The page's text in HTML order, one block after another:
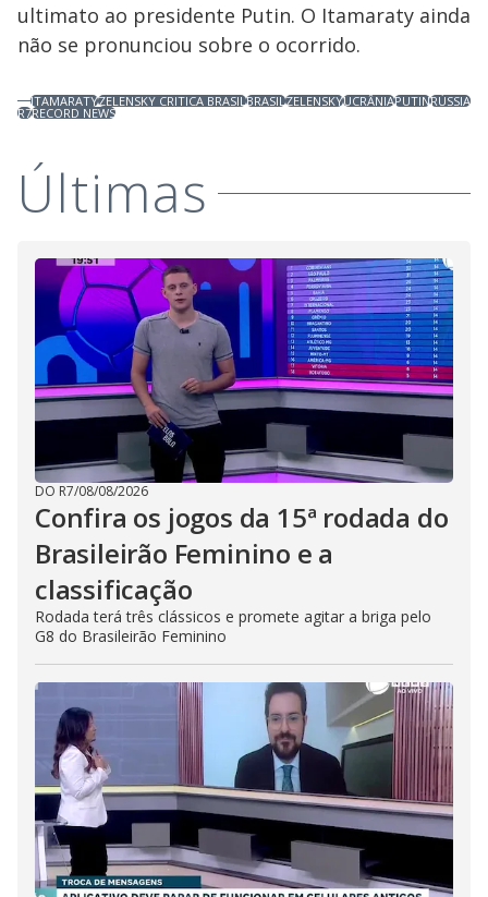
ultimato ao presidente Putin. O Itamaraty ainda
não se pronunciou sobre o ocorrido.
ITAMARATYZELENSKY CRITICA BRASILBRASILZELENSKYUCRÂNIAPUTINRÚSSIA
R7RECORD NEWS
Últimas
DO R7/08/08/2026
Confira os jogos da 15ª rodada do
Brasileirão Feminino e a
classificação
Rodada terá três clássicos e promete agitar a briga pelo
G8 do Brasileirão Feminino